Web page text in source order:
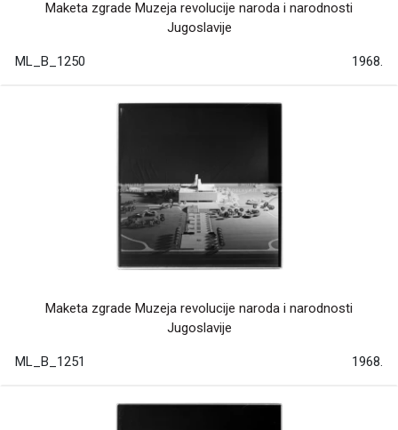
Maketa zgrade Muzeja revolucije naroda i narodnosti
Jugoslavije
ML_B_1250 1968.
Maketa zgrade Muzeja revolucije naroda i narodnosti
Jugoslavije
ML_B_1251 1968.